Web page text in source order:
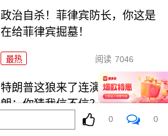
政治自杀！菲律宾防长，你这是
在给菲律宾掘墓！
最热 阅读 7046
特朗普这狼来了连演十遍，伊
朗：你猜我信不信？
最热
0 0